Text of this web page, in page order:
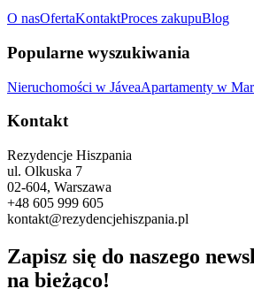
O nasOfertaKontaktProces zakupuBlog
Popularne wyszukiwania
Nieruchomości w JáveaApartamenty w
Kontakt
Rezydencje Hiszpania
ul. Olkuska 7
02-604, Warszawa
+48 605 999 605
kontakt@rezydencjehiszpania.pl
Zapisz się do naszego
na bieżąco!